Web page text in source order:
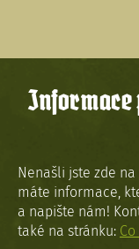
Informace
Nenašli jste zde
máte informace,
a napište nám!
také na stránku: